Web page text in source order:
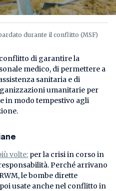
durante il conflitto (MSF)
di garantire la
medico, di permettere a
sanitaria e di
umanitarie per
in modo tempestivo agli
volte: per la crisi in corso in
Perché arrivano
le bombe dirette
usate anche nel conflitto in